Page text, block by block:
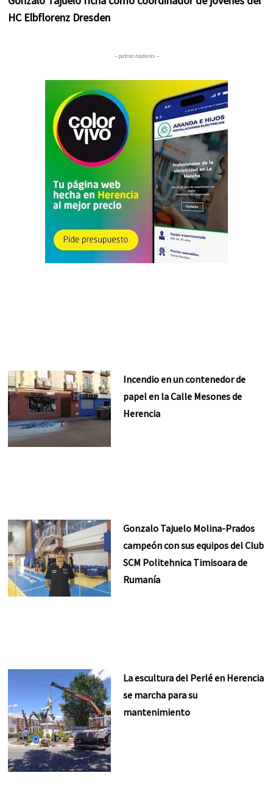
HC Elbflorenz Dresden
– patrocinadores –
Incendio en un contenedor de
papel en la Calle Mesones de
Herencia
Gonzalo Tajuelo Molina-Prados
campeón con sus equipos del Club
SCM Politehnica Timisoara de
Rumanía
La escultura del Perlé en Herencia
se marcha para su
mantenimiento